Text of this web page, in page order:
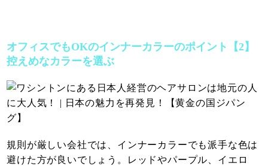
オフィスでもOKのインナーカラーのポイント【2】
控えめなカラーを選ぶ
規則が厳しい会社では、インナーカラーでも派手な色は
避けた方が良いでしょう。レッドやパープル、イエロ